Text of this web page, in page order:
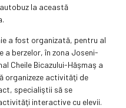
la această
a fost organizată, pentru al
a berzelor, în zona Joseni-
Cheile Bicazului-Hăşmaş a
organizeze activităţi de
specialiştii să se
interactive cu elevii.